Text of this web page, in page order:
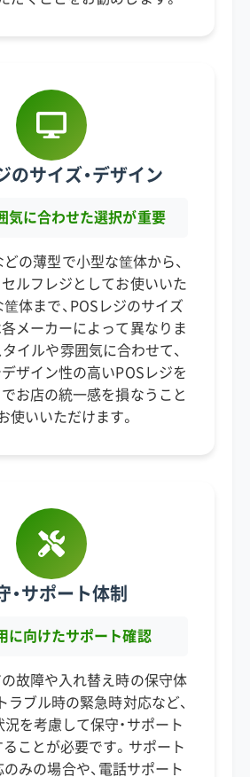
のサイズ・デザイン
気に合わせた選択が重要
の薄型で小型な筐体から、
ルフレジとしてお使いいた
体まで、POSレジのサイズ
メーカーによって異なりま
イルや雰囲気に合わせて、
ザイン性の高いPOSレジを
お店の統一感を損なうこと
使いいただけます。
・サポート体制
に向けたサポート確認
故障や入れ替え時の保守体
ラブル時の緊急時対応など、
を考慮して保守・サポート
ことが必要です。サポート
みの場合や、電話サポート